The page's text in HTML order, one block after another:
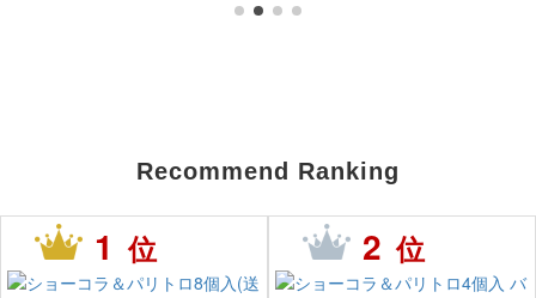
Recommend Ranking
1位 2位